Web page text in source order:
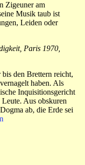
Zigeuner am
Musik taub ist
Lei­den oder
Paris 1970,
den Brettern reicht,
haben. Als
Inquisitionsgericht
Aus obskuren
ab, die Erde sei